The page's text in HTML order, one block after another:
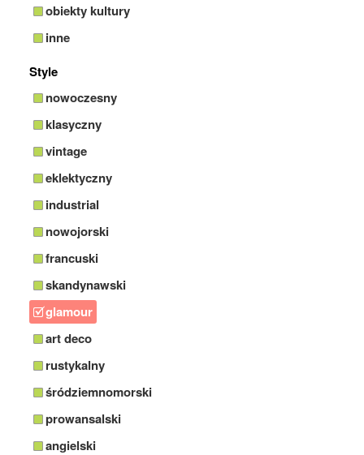
obiekty kultury
inne
Style
nowoczesny
klasyczny
vintage
eklektyczny
industrial
nowojorski
francuski
skandynawski
glamour
art deco
rustykalny
śródziemnomorski
prowansalski
angielski